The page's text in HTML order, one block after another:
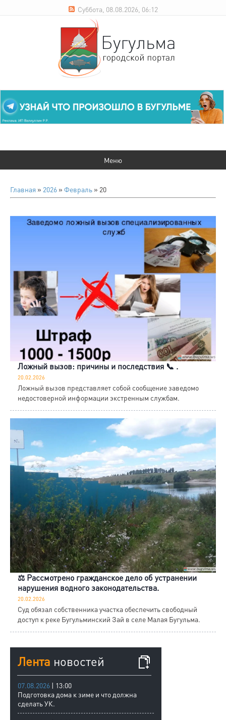
Суббота, 08.08.2026, 06:12
Главная » 2026 » Февраль » 20
Ложный вызов: причины и последствия 📞 .
20.02.2026
Ложный вызов представляет собой сообщение заведомо
недостоверной информации экстренным службам.
⚖️ Рассмотрено гражданское дело об устранении
нарушения водного законодательства.
20.02.2026
Суд обязал собственника участка обеспечить свободный
доступ к реке Бугульминский Зай в селе Малая Бугульма.
Лента новостей
07.08.2026 | 13:00
Подготовка дома к зиме и что должна
сделать УК.